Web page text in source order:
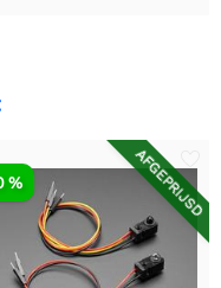
AFGEPRIJSD
%